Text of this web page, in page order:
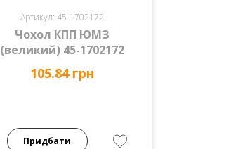
Артикул: 45-1702172
Чохол КПП ЮМЗ
(великий) 45-1702172
105.84 грн
Придбати